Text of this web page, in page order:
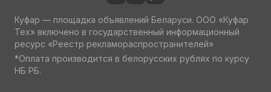
Куфар — площадка объявлений Беларуси. ООО «Куфар
Тех» включено в государственный информационный
ресурс «Реестр рекламораспространителей»
*Оплата производится в белорусских рублях по курсу
НБ РБ.